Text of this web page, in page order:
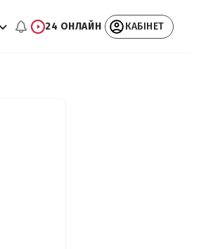
24 ОНЛАЙН КАБІНЕТ